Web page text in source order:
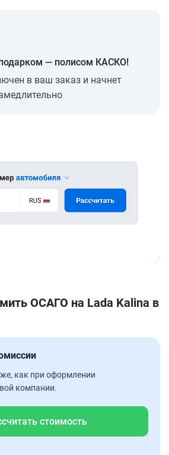
— полисом КАСКО!
в ваш заказ и начнет
ОСАГО на Lada Kalina в
как при оформлении
компании.
стоимость